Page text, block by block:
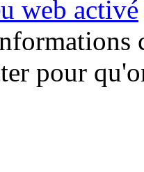
web activé
pour